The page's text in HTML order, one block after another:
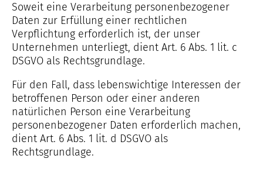
Soweit eine Verarbeitung personenbezogener
Daten zur Erfüllung einer rechtlichen
Verpflichtung erforderlich ist, der unser
Unternehmen unterliegt, dient Art. 6 Abs. 1 lit. c
DSGVO als Rechtsgrundlage.
Für den Fall, dass lebenswichtige Interessen der
betroffenen Person oder einer anderen
natürlichen Person eine Verarbeitung
personenbezogener Daten erforderlich machen,
dient Art. 6 Abs. 1 lit. d DSGVO als
Rechtsgrundlage.